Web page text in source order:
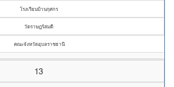
โรงเรียนบ้านกุศกร
วัดราษฎร์สมดี
คณะจังหวัดอุบลราชธานี
13